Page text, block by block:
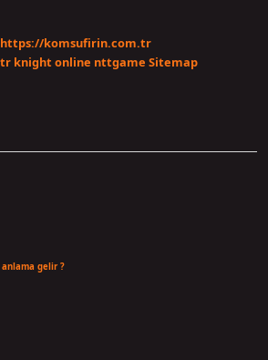
https://komsufirin.com.tr
knight online nttgame Sitemap
gelir ?